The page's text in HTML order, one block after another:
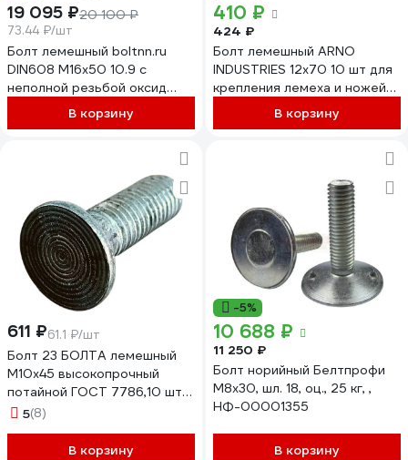
19 095 ₽20 100 ₽
73.44 ₽/шт
Болт лемешный boltnn.ru
DIN608 M16x50 10.9 с
неполной резьбой оксид
черный 260 шт
4687206429987
В корзину
410 ₽
424 ₽
Болт лемешный ARNO
INDUSTRIES 12х70 10 шт для
крепления лемеха и ножей
сельхозтехники ГОСТ 7786-
81 A08001207005005
В корзину
611 ₽61.1 ₽/шт
Болт 23 БОЛТА лемешный
М10x45 высокопрочный
потайной ГОСТ 7786,10 шт
А08001004505005
5(8)
В корзину
-5%
10 688 ₽
11 250 ₽
Болт норийный Белтпрофи
М8х30, шл. 18, оц., 25 кг, ,
НФ-00001355
В корзину